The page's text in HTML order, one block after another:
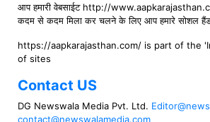
आप हमारी वेबसाईट http://
कदम से कदम मिला कर चलने के लिए आप हमारे सोशल
https://aapkarajasthan.com/ is part of the
of sites
Contact US
DG Newswala Media Pvt. Ltd.
contact@newswalamedia.com